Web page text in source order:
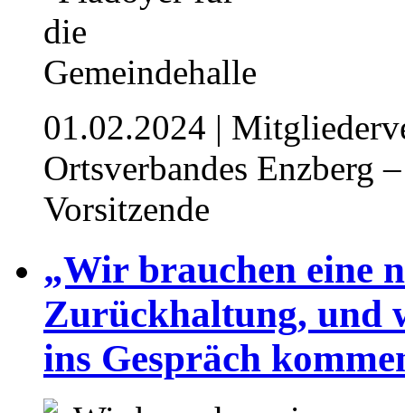
01.02.2024 |
Ortsverbandes Enzberg
Vorsitzende
„Wir brauchen eine
Zurückhaltung, und
ins Gespräch